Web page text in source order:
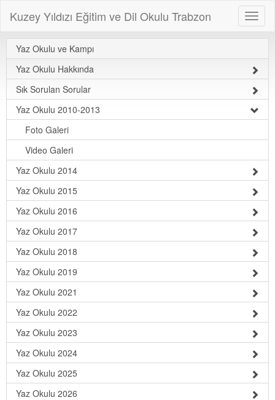
Kuzey Yıldızı Eğitim ve Dil Okulu Trabzon
Yaz Okulu ve Kampı
Yaz Okulu Hakkında
Sık Sorulan Sorular
Yaz Okulu 2010-2013
Foto Galeri
Video Galeri
Yaz Okulu 2014
Yaz Okulu 2015
Yaz Okulu 2016
Yaz Okulu 2017
Yaz Okulu 2018
Yaz Okulu 2019
Yaz Okulu 2021
Yaz Okulu 2022
Yaz Okulu 2023
Yaz Okulu 2024
Yaz Okulu 2025
Yaz Okulu 2026